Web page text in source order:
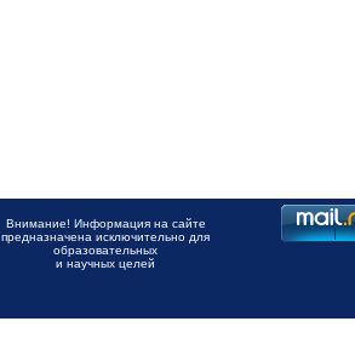
Внимание! Информация на сайте
предназначена исключительно для
образовательных
и научных целей